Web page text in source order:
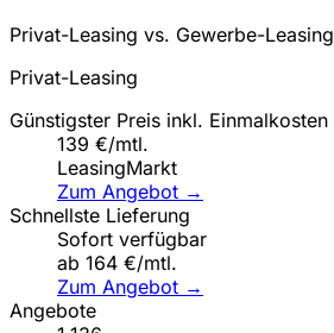
Privat-Leasing vs. Gewerbe-Leasing
Privat-Leasing
Günstigster Preis inkl. Einmalkosten
139 €/mtl.
LeasingMarkt
Zum Angebot →
Schnellste Lieferung
Sofort verfügbar
ab 164 €/mtl.
Zum Angebot →
Angebote